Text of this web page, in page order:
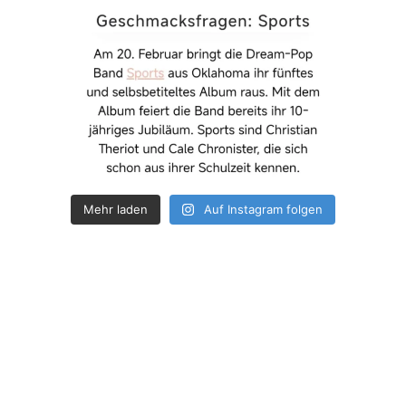
Mehr laden Auf Instagram folgen